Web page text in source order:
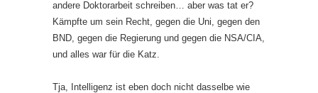
andere Doktorarbeit schreiben… aber was tat er?
Kämpfte um sein Recht, gegen die Uni, gegen den
BND, gegen die Regierung und gegen die NSA/CIA,
und alles war für die Katz.
Tja, Intelligenz ist eben doch nicht dasselbe wie